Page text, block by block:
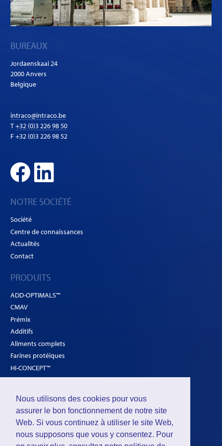
Nous utilisons des cookies pour vous
assurer le bon fonctionnement de notre site
Web. Si vous continuez à utiliser le site Web,
nous supposons que vous y consentez. Pour
BUREAUX
Jordaenskaai 24
2000 Anvers
Belgique
intraco@intraco.be
T+32 (0)3 226 98 50
F +32 (0)3 226 98 52
NOTRE SOCIÉTÉ
Société
Centre de connaissances
Actualités
Contact
PRODUITS
ADD-OPTIMALS™
CMAV
Prémix
Additifs
Aliments complets
Farines protéiques
HI-CONCEPT™
SOLUTIONS
Volailles
Ruminants
Porcs